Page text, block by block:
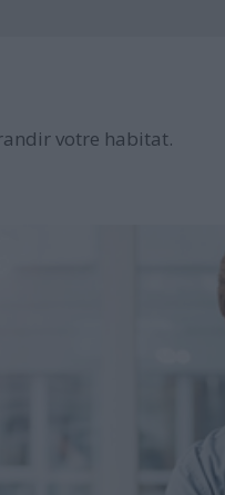
votre habitat.